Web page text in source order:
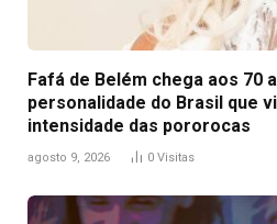
Fafá de Belém chega aos 70
personalidade do Brasil que
intensidade das pororocas
agosto 9, 2026 0 Visitas